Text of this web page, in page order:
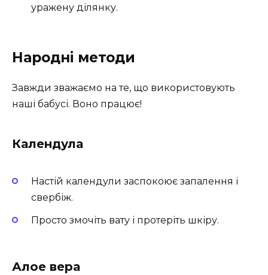
уражену ділянку.
Народні методи
Завжди зважаємо на те, що використовують
наші бабусі. Воно працює!
Календула
Настій календули заспокоює запалення і
свербіж.
Просто змочіть вату і протеріть шкіру.
Алое вера